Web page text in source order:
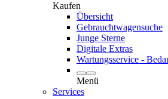
Kaufen
Übersicht
Gebrauchtwagensuche
Junge Sterne
Digitale Extras
Wartungsservice -
Menü
Services